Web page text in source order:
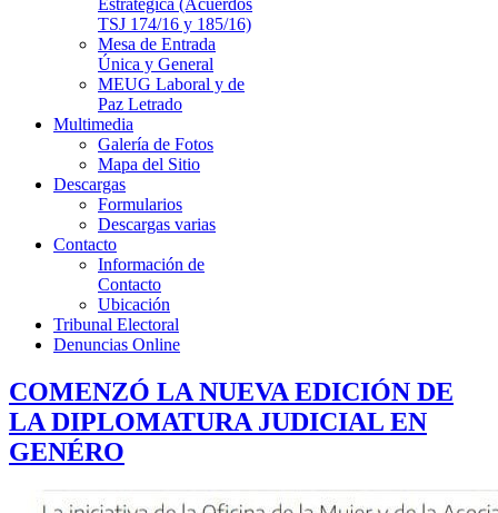
Estratégica (Acuerdos
TSJ 174/16 y 185/16)
Mesa de Entrada
Única y General
MEUG Laboral y de
Paz Letrado
Multimedia
Galería de Fotos
Mapa del Sitio
Descargas
Formularios
Descargas varias
Contacto
Información de
Contacto
Ubicación
Tribunal Electoral
Denuncias Online
COMENZÓ LA NUEVA EDICIÓN DE
LA DIPLOMATURA JUDICIAL EN
GENÉRO